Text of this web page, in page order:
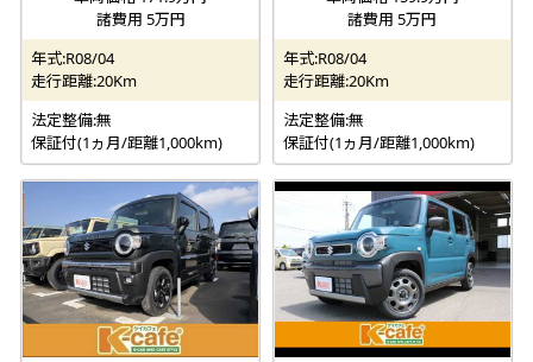
諸費用 5万円
年式:R08/04
走行距離:20Km
法定整備:無
保証付(1ヵ月/距離1,000km)
諸費用 5万円
年式:R08/04
走行距離:20Km
法定整備:無
保証付(1ヵ月/距離1,000km)